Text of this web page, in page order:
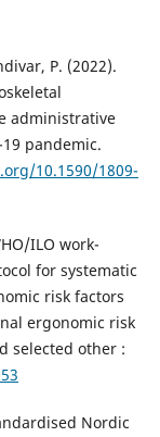
P. (2022).
administrative
pandemic.
10.1590/1809-
ILO work-
for systematic
risk factors
ergonomic risk
selected other :
Nordic